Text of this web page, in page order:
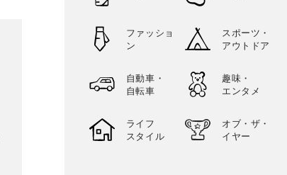
ファッショ
ン
スポーツ・
アウトドア
自動車・
自転車
趣味・
エンタメ
ライフ
スタイル
オブ・ザ・
イヤー